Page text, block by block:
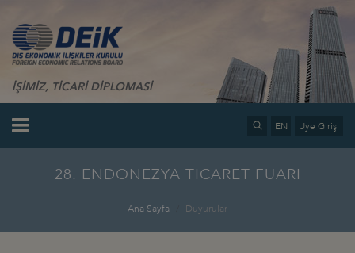
İŞİMİZ, TİCARİ DİPLOMASİ
EN Üye Girişi
28. ENDONEZYA TİCARET FUARI
Ana Sayfa Duyurular